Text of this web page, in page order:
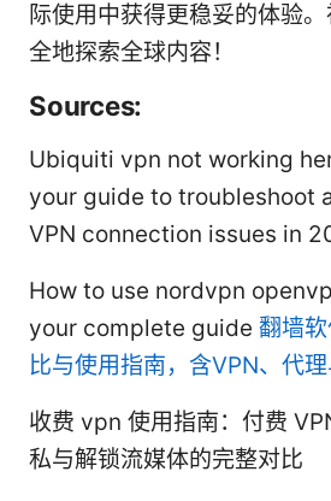
际使用中获得更稳妥的体验
全地探索全球内容！
Sources:
Ubiquiti vpn not working
your guide to troubleshoot
VPN connection issues in
How to use nordvpn
your complete guide 翻墙
比与使用指南，含VPN、代
收费 vpn 使用指南：付费
私与解锁流媒体的完整对比